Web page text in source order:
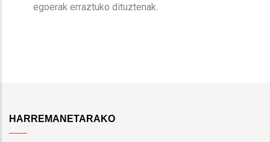
egoerak erraztuko dituztenak.
HARREMANETARAKO